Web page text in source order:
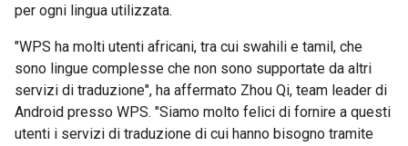
per ogni lingua utilizzata.
"WPS ha molti utenti africani, tra cui swahili e tamil, che
sono lingue complesse che non sono supportate da altri
servizi di traduzione", ha affermato Zhou Qi, team leader di
Android presso WPS. "Siamo molto felici di fornire a questi
utenti i servizi di traduzione di cui hanno bisogno tramite